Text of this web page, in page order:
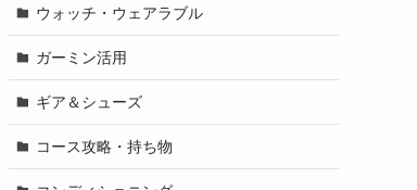
ウォッチ・ウェアラブル
ガーミン活用
ギア＆シューズ
コース攻略・持ち物